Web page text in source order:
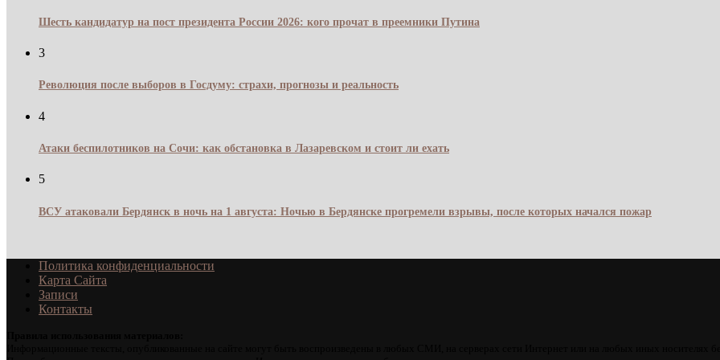
Шесть кандидатур на пост президента России 2026: кого прочат в преемники Путина
3
Революция после выборов в Госдуму: страхи, прогнозы и реальность
4
Атаки беспилотников на Сочи: как обстановка в Лазаревском и стоит ли ехать
5
ВСУ атаковали Бердянск в ночь на 1 августа: Ночью в Бердянске прогремели взрывы, после которых начался пожар
Политика конфиденциальности
Карта Сайта
Записи
Контакты